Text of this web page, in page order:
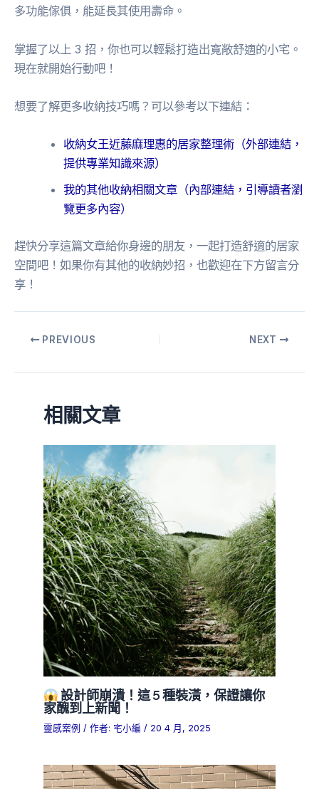
多功能傢俱，能延長其使用壽命。
掌握了以上 3 招，你也可以輕鬆打造出寬敞舒適的小宅。
現在就開始行動吧！
想要了解更多收納技巧嗎？可以參考以下連結：
收納女王近藤麻理惠的居家整理術（外部連結，
提供專業知識來源）
我的其他收納相關文章（內部連結，引導讀者瀏
覽更多內容）
趕快分享這篇文章給你身邊的朋友，一起打造舒適的居家
空間吧！如果你有其他的收納妙招，也歡迎在下方留言分
享！
PREVIOUS NEXT
相關文章
設計師崩潰！這 5 種裝潢，保證讓你
家醜到上新聞！
靈感案例 / 作者: 宅小編/ 20 4 月, 2025